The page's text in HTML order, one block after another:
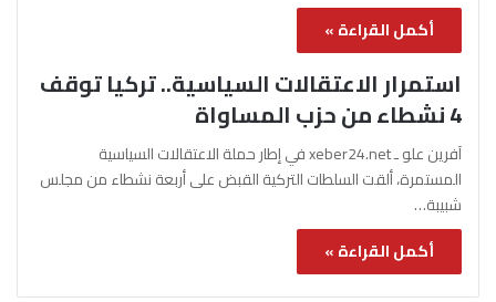
أكمل القراءة »
استمرار الاعتقالات السياسية.. تركيا توقف
4 نشطاء من حزب المساواة
آفرين علو ـ xeber24.net في إطار حملة الاعتقالات السياسية
المستمرة، ألقت السلطات التركية القبض على أربعة نشطاء من مجلس
شبيبة…
أكمل القراءة »